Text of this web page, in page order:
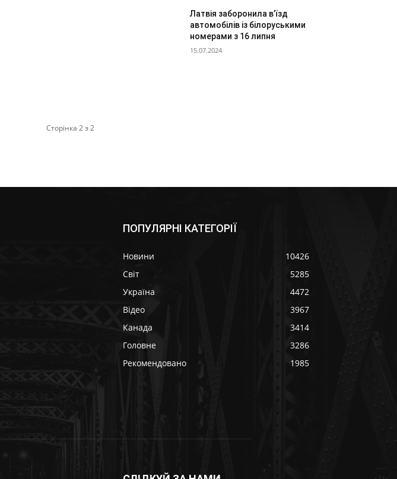
Сторінка 2 з 2
Латвія заборонила в’їзд
автомобілів із білоруськими
номерами з 16 липня
15.07.2024
ПОПУЛЯРНІ КАТЕГОРІЇ
Новини
10426
Світ
5285
Україна
4472
Відео
3967
Канада
3414
Головне
3286
Рекомендовано
1985